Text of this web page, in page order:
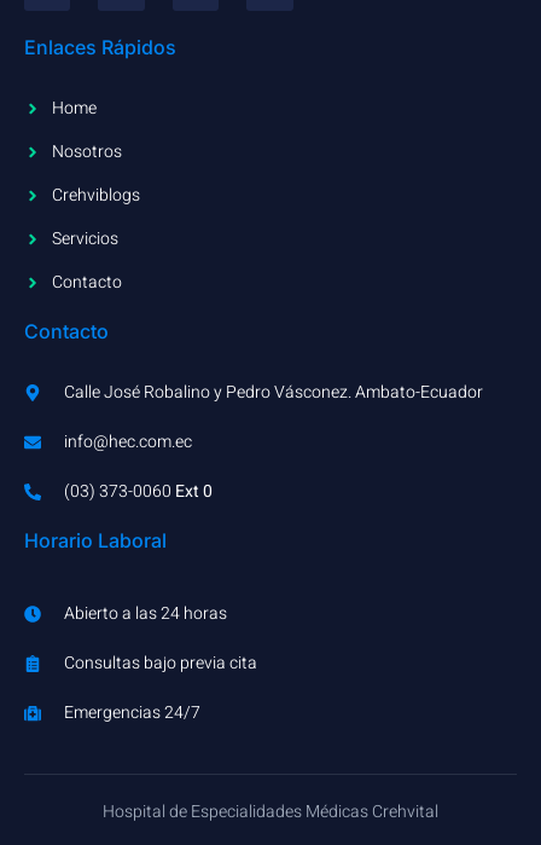
Enlaces Rápidos
Home
Nosotros
Crehviblogs
Servicios
Contacto
Contacto
Calle José Robalino y Pedro Vásconez. Ambato-Ecuador
info@hec.com.ec
(03) 373-0060​ Ext 0
Horario Laboral
Abierto a las 24 horas
Consultas bajo previa cita
Emergencias 24/7
Hospital de Especialidades Médicas Crehvital